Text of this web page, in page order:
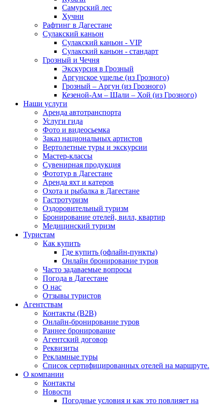
Самурский лес
Хучни
Рафтинг в Дагестане
Сулакский каньон
Сулакский каньон - VIP
Сулакский каньон - стандарт
Грозный и Чечня
Экскурсия в Грозный
Аргунское ущелье (из Грозного)
Грозный – Аргун (из Грозного)
Кезеной-Ам – Шали – Хой (из Грозного)
Наши услуги
Аренда автотранспорта
Услуги гида
Фото и видеосьемка
Заказ национальных артистов
Вертолетные туры и экскурсии
Мастер-классы
Сувенирная продукция
Фототур в Дагестане
Аренда яхт и катеров
Охота и рыбалка в Дагестане
Гастротуризм
Оздоровительный туризм
Бронирование отелей, вилл, квартир
Медицинский туризм
Туристам
Как купить
Где купить (офлайн-пункты)
Онлайн бронирование туров
Часто задаваемые вопросы
Погода в Дагестане
О нас
Отзывы туристов
Агентствам
Контакты (B2B)
Онлайн-бронирование туров
Раннее бронирование
Агентский договор
Реквизиты
Рекламные туры
Список сертифицированных отелей на маршруте.
О компании
Контакты
Новости
Погодные условия и как это повлияет на